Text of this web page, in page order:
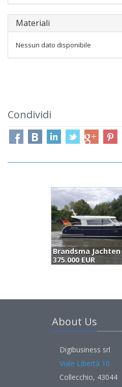
Materiali
Nessun dato disponibile
Condividi
375.000 EUR
About Us
Digibusiness srl
Viale Libertà 10
Collecchio, 43044